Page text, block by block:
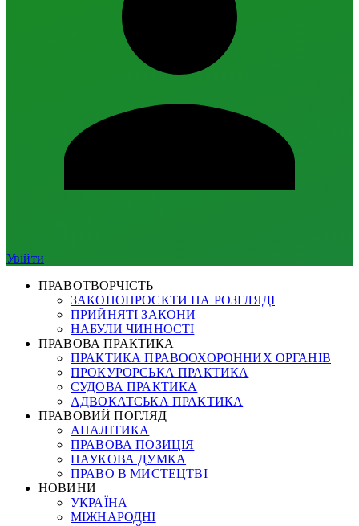
Увійти
ПРАВОТВОРЧІСТЬ
ЗАКОНОПРОЄКТИ НА РОЗГЛЯДІ
ПРИЙНЯТІ ЗАКОНИ
НАБУЛИ ЧИННОСТІ
ПРАВОВА ПРАКТИКА
ПРАКТИКА ПРАВООХОРОННИХ ОРГАНІВ
ПРОКУРОРСЬКА ПРАКТИКА
СУДОВА ПРАКТИКА
АДВОКАТСЬКА ПРАКТИКА
ПРАВОВИЙ ПОГЛЯД
АНАЛІТИКА
ПРАВОВА ПОЗИЦІЯ
НАУКОВА ДУМКА
ПРАВО В МИСТЕЦТВІ
НОВИНИ
УКРАЇНА
МІЖНАРОДНІ